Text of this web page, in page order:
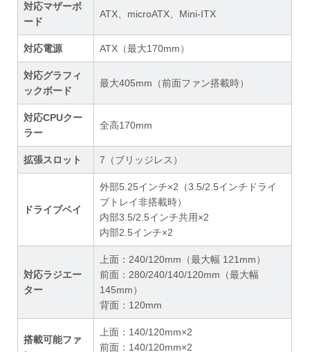
対応マザーボ
ード
ATX、microATX、Mini-ITX
対応電源 ATX（最大170mm）
対応グラフィ
ックボード
最大405mm（前面ファン搭載時）
対応CPUクー
ラー
全高170mm
拡張スロット 7（ブリッジレス）
ドライブベイ
外部5.25インチ×2（3.5/2.5インチドライ
ブトレイ非搭載時）
内部3.5/2.5インチ共用×2
内部2.5インチ×2
対応ラジエー
ター
上面：240/120mm（最大幅 121mm）
前面：280/240/140/120mm（最大幅
145mm）
背面：120mm
搭載可能ファ
上面：140/120mm×2
前面：140/120mm×2